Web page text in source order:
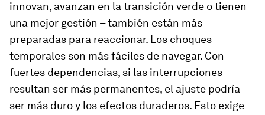
innovan, avanzan en la transición verde o tienen
una mejor gestión – también están más
preparadas para reaccionar. Los choques
temporales son más fáciles de navegar. Con
fuertes dependencias, si las interrupciones
resultan ser más permanentes, el ajuste podría
ser más duro y los efectos duraderos. Esto exige